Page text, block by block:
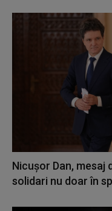
Nicușor Dan, mesaj
solidari nu doar în